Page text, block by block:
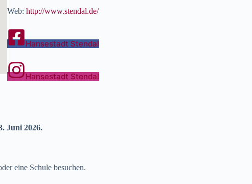
Web:http://www.stendal.de/
Hansestadt Stendal
Hansestadt Stendal
Juni 2026.
eine Schule besuchen.